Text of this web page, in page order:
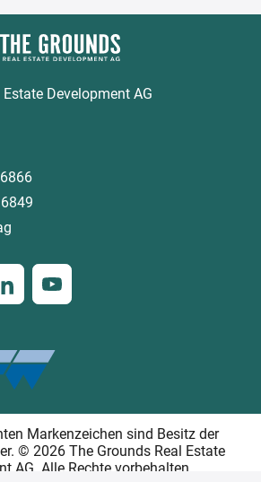
Development AG
Markenzeichen sind Besitz der
© 2026 The Grounds Real Estate
AG. Alle Rechte vorbehalten.